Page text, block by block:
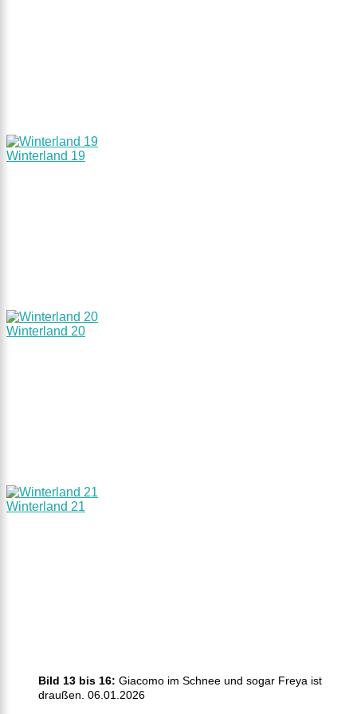
Winterland 19
Winterland 20
Winterland 21
Bild 13 bis 16: Giacomo im Schnee und sogar Freya ist
draußen. 06.01.2026